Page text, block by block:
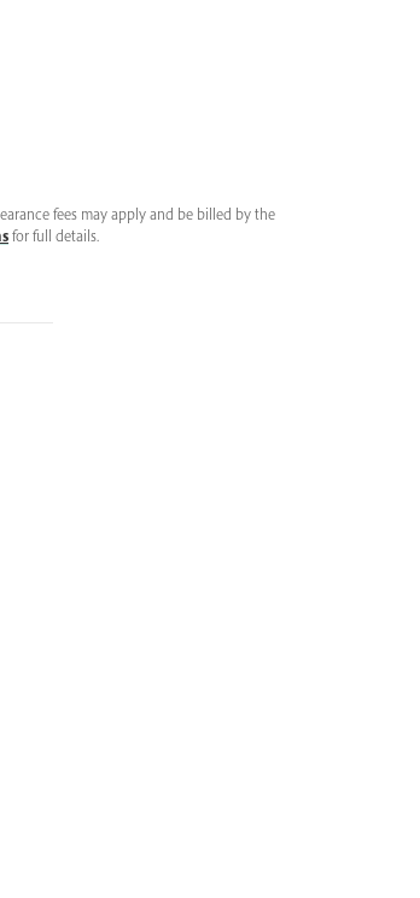
fees may apply and be billed by the
for full details.